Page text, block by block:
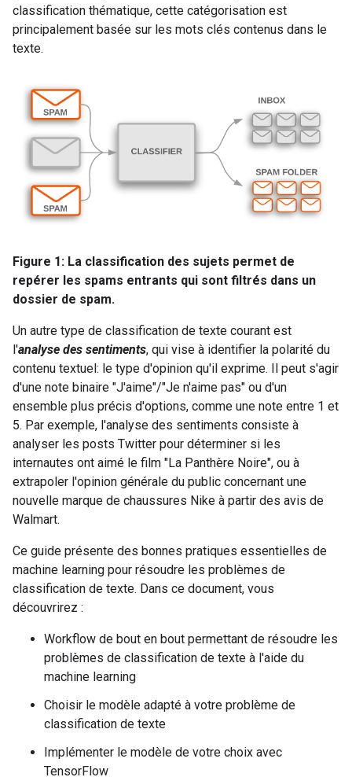
classification thématique, cette catégorisation est
principalement basée sur les mots clés contenus dans le
texte.
Figure 1: La classification des sujets permet de
repérer les spams entrants qui sont filtrés dans un
dossier de spam.
Un autre type de classification de texte courant est
l'analyse des sentiments, qui vise à identifier la polarité du
contenu textuel: le type d'opinion qu'il exprime. Il peut s'agir
d'une note binaire "J'aime"/"Je n'aime pas" ou d'un
ensemble plus précis d'options, comme une note entre 1 et
5. Par exemple, l'analyse des sentiments consiste à
analyser les posts Twitter pour déterminer si les
internautes ont aimé le film "La Panthère Noire", ou à
extrapoler l'opinion générale du public concernant une
nouvelle marque de chaussures Nike à partir des avis de
Walmart.
Ce guide présente des bonnes pratiques essentielles de
machine learning pour résoudre les problèmes de
classification de texte. Dans ce document, vous
découvrirez :
Workflow de bout en bout permettant de résoudre les
problèmes de classification de texte à l'aide du
machine learning
Choisir le modèle adapté à votre problème de
classification de texte
Implémenter le modèle de votre choix avec
TensorFlow